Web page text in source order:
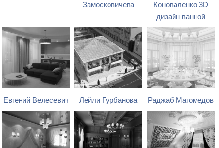
Замосковичева
Коноваленко 3D
дизайн ванной
Евгений Велесевич Лейли Гурбанова Раджаб Магомедов